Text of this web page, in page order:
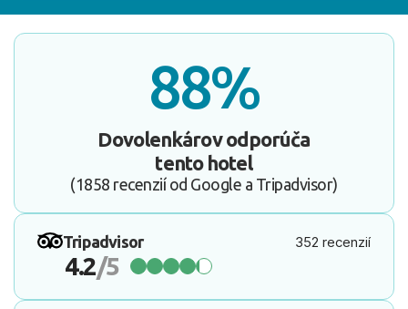
88%
Dovolenkárov odporúča
tento hotel
(1858 recenzií od Google a Tripadvisor)
Tripadvisor 352 recenzií
4.2/5